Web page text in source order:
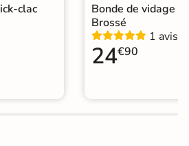
clac
Bonde de vidage
Brossé
1 avis
24€90